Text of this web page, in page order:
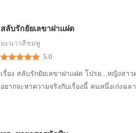
แต่ในวินาทีที่เธอถูกกระทำจนไร้ศักดิ์ศรี ประตูห้องกลั
เกลียดชังเธอจงใจพา 'โชติกา' ว่าที่เจ้าสาวข
คอของเธอพอดี! "ท่านประธานครับ ถึงแม้งามจิตจะทำสัญญาเสียหายหลายล้าน แต่ท่านก็ไม่ควร
ลงโทษเธอรุนแรงแบบนี้นะครับ" เพื่อนร่วมงานจงใจใส่ร้ายเพื่อสาดโคลนใส่เธอ และช่วยหาทางลง
ให้เจ้านายอย่างแนบเนียน งามจิตเงยหน้ามองผู้ชายที่เธอแอบรักมาตลอดด้วยความหวังสุดท้าย แต่
สลับรักยัยเลขาฝาแฝด
มะนาวสีชมพู
5.0
เรื่อง สลับรักยัยเลขาฝาแฝด โปรย...หญิงสาวฝาแฝด ที่พบกันโดยบังเอิญ พวกเธอเกิดความสงสัยแล้ว
อยากจะหาความจริงกับเรื่องนี้ คนหนึ่งเก่งฉลาด อีกคนน่ารักเรี